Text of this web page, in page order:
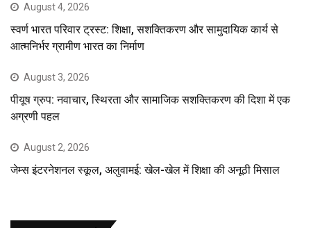
August 4, 2026
स्वर्ण भारत परिवार ट्रस्ट: शिक्षा, सशक्तिकरण और सामुदायिक कार्य से
आत्मनिर्भर ग्रामीण भारत का निर्माण
August 3, 2026
पीयूष ग्रुप: नवाचार, स्थिरता और सामाजिक सशक्तिकरण की दिशा में एक
अग्रणी पहल
August 2, 2026
जेम्स इंटरनेशनल स्कूल, अलुवामई: खेल-खेल में शिक्षा की अनूठी मिसाल